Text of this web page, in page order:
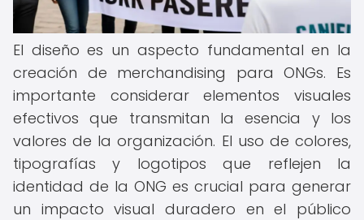
El diseño es un aspecto fundamental en la
creación de merchandising para ONGs. Es
importante considerar elementos visuales
efectivos que transmitan la esencia y los
valores de la organización. El uso de colores,
tipografías y logotipos que reflejen la
identidad de la ONG es crucial para generar
un impacto visual duradero en el público